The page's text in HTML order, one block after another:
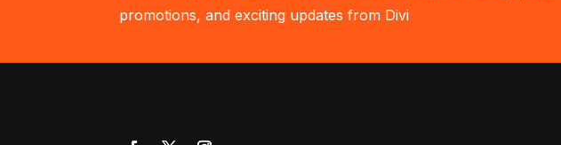
promotions, and exciting updates from Divi